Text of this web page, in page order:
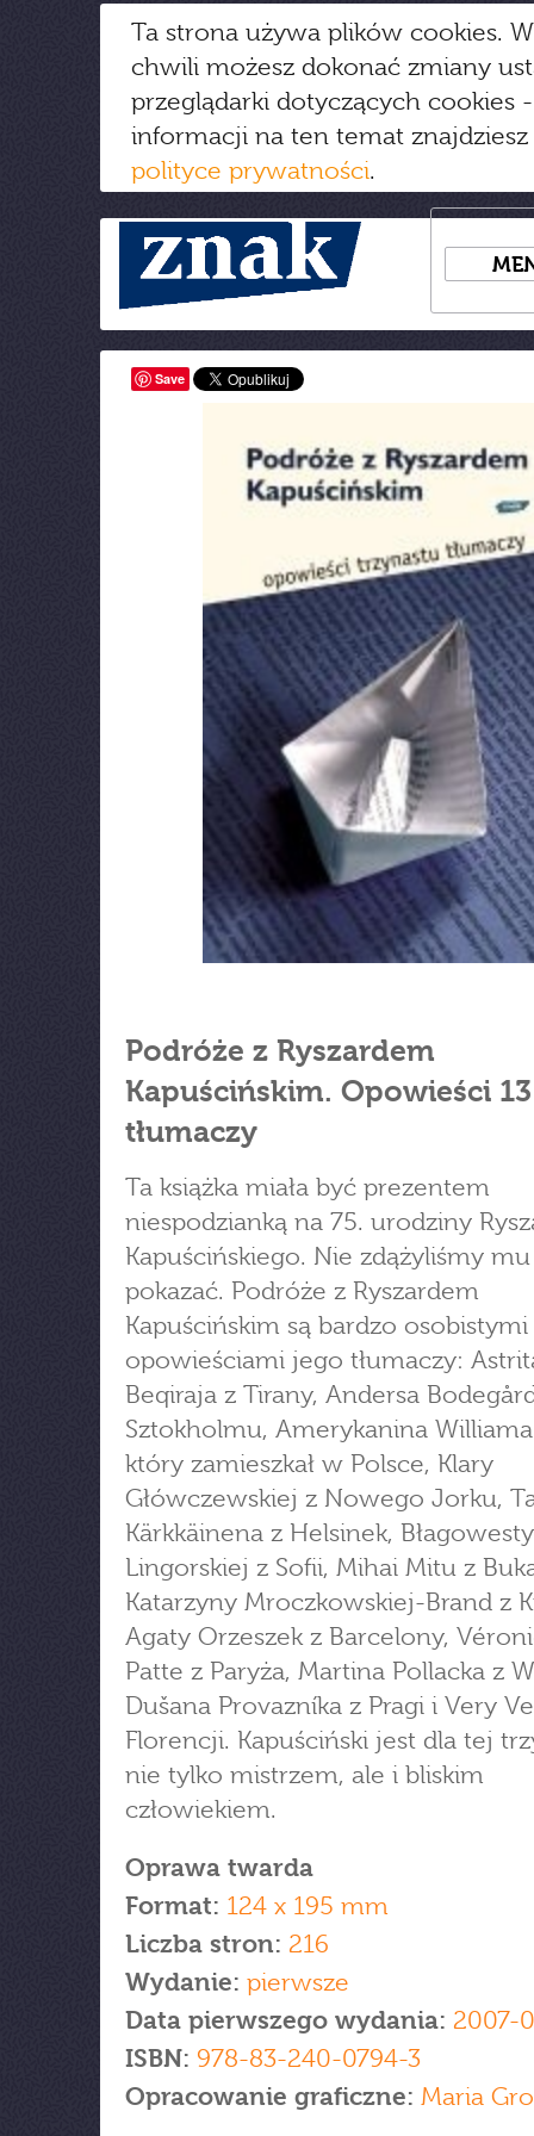
Ta strona używa plików cookies.
chwili możesz dokonać zmiany
przeglądarki dotyczących cookies
informacji na ten temat
polityce prywatności.
Save
Podróże z Ryszardem
Kapuścińskim. Opowieści 13
tłumaczy
Ta książka miała być prezentem
niespodzianką na 75. urodziny
Kapuścińskiego. Nie zdążyliśmy
pokazać. Podróże z Ryszardem
Kapuścińskim są bardzo osobistymi
opowieściami jego tłumaczy:
Beqiraja z Tirany, Andersa
Sztokholmu, Amerykanina
który zamieszkał w Polsce, Klary
Główczewskiej z Nowego Jorku,
Kärkkäinena z Helsinek, Błagowesty
Lingorskiej z Sofii, Mihai Mitu z
Katarzyny Mroczkowskiej-Brand z
Agaty Orzeszek z Barcelony,
Patte z Paryża, Martina Pollacka z
Dušana Provazníka z Pragi i Very
Florencji. Kapuściński jest dla tej
nie tylko mistrzem, ale i bliskim
człowiekiem.
Oprawa twarda
Format: 124 x 195 mm
Liczba stron: 216
Wydanie: pierwsze
Data pierwszego wydania: 2007-
ISBN: 978-83-240-0794-3
Opracowanie graficzne: Maria